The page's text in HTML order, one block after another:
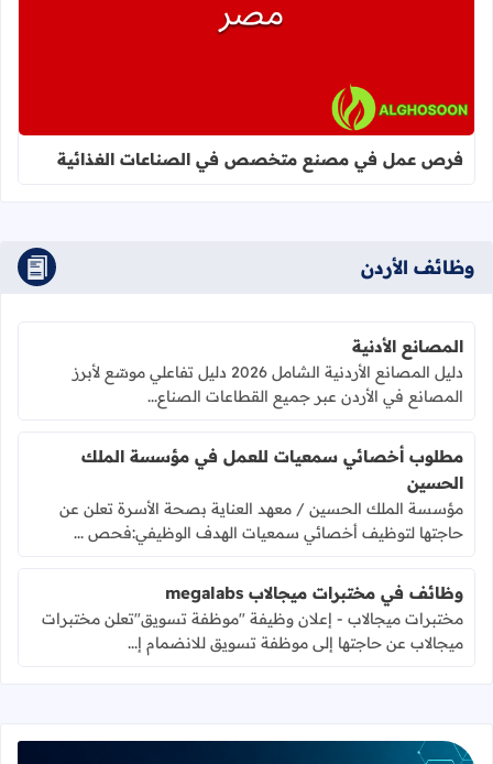
اقرأ المزيد عن فرص عمل في مصنع
فرص عمل في مصنع متخصص في الصناعات الغذائية
وظائف الأردن
المصانع الأدنية
دليل المصانع الأردنية الشامل 2026 دليل تفاعلي موسّع لأبرز
المصانع في الأردن عبر جميع القطاعات الصناع...
مطلوب أخصائي سمعيات للعمل في مؤسسة الملك
الحسين
مؤسسة الملك الحسين / معهد العناية بصحة الأسرة تعلن عن
حاجتها لتوظيف أخصائي سمعيات الهدف الوظيفي:فحص ...
وظائف في مختبرات ميجالاب megalabs
مختبرات ميجالاب - إعلان وظيفة "موظفة تسويق"تعلن مختبرات
ميجالاب عن حاجتها إلى موظفة تسويق للانضمام إ...